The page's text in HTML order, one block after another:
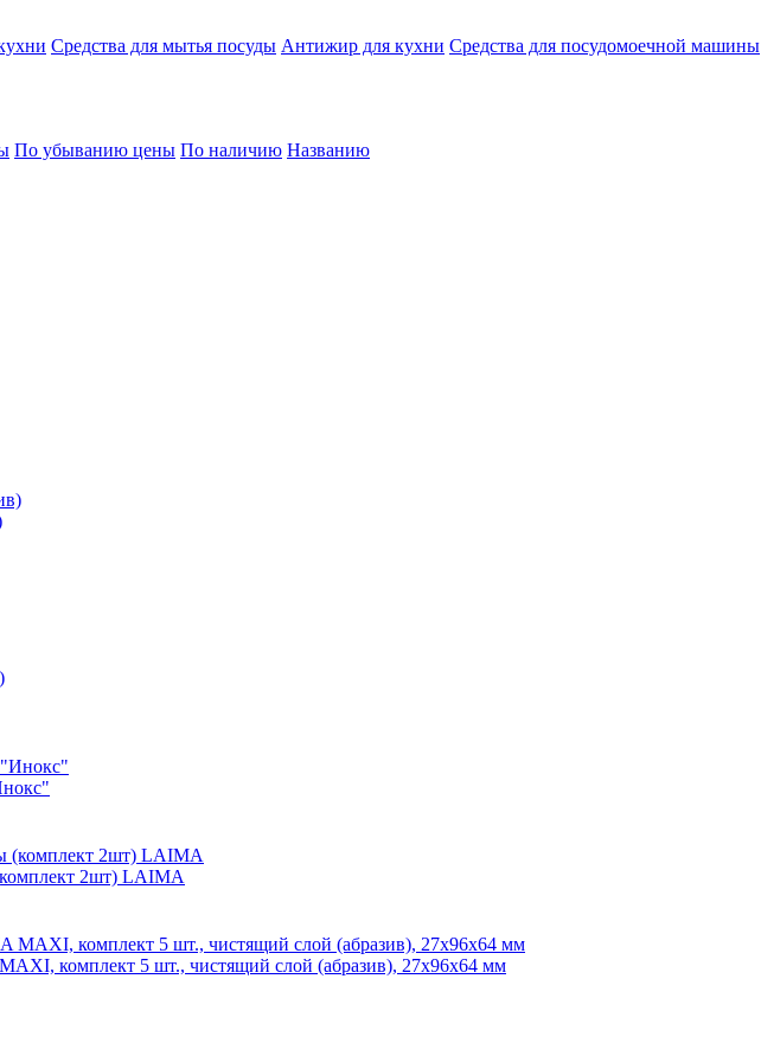
Средства для мытья посуды Антижир для кухни Средства для посудомоечной машины
По убыванию цены По наличию Названию
2шт) LAIMA
комплект 5 шт., чистящий слой (абразив), 27х96х64 мм